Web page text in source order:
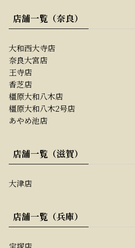
店舗一覧（奈良）
大和西大寺店
奈良大宮店
王寺店
香芝店
橿原大和八木店
橿原大和八木2号店
あやめ池店
店舗一覧（滋賀）
大津店
店舗一覧（兵庫）